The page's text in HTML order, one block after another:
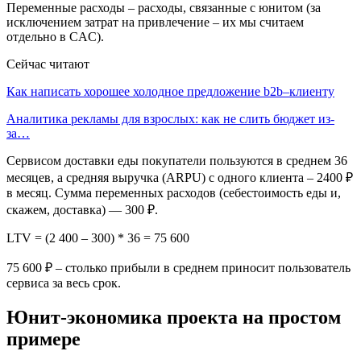
Переменные расходы – расходы, связанные с юнитом (за
исключением затрат на привлечение – их мы считаем
отдельно в CAC).
Сейчас читают
Как написать хорошее холодное предложение b2b–клиенту
Аналитика рекламы для взрослых: как не слить бюджет из-
за…
Сервисом доставки еды покупатели пользуются в среднем 36
месяцев, а средняя выручка (ARPU) с одного клиента – 2400 ₽
в месяц. Сумма переменных расходов (себестоимость еды и,
скажем, доставка) — 300 ₽.
LTV = (2 400 – 300) * 36 = 75 600
75 600 ₽ – столько прибыли в среднем приносит пользователь
сервиса за весь срок.
Юнит-экономика проекта на простом
примере